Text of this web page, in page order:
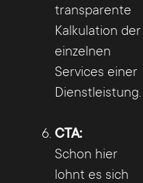
transparente
Kalkulation der
einzelnen
Services einer
Dienstleistung.
CTA:
Schon hier
lohnt es sich